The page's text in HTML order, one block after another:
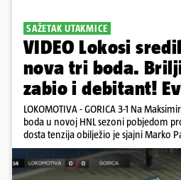
SAŽETAK UTAKMICE
VIDEO Lokosi
nova tri boda.
zabio i debitant!
LOKOMOTIVA - GORICA 3-1 Na
boda u novoj HNL sezoni pobjedom
dosta tenzija obilježio je sjajni Marko
gol Mariću, a zakuhao drugi kada je Kavelj zabio auto-gol.
Bogojević je smanjio, Gorica je
primila kontru pred kraj. Lokosi sele